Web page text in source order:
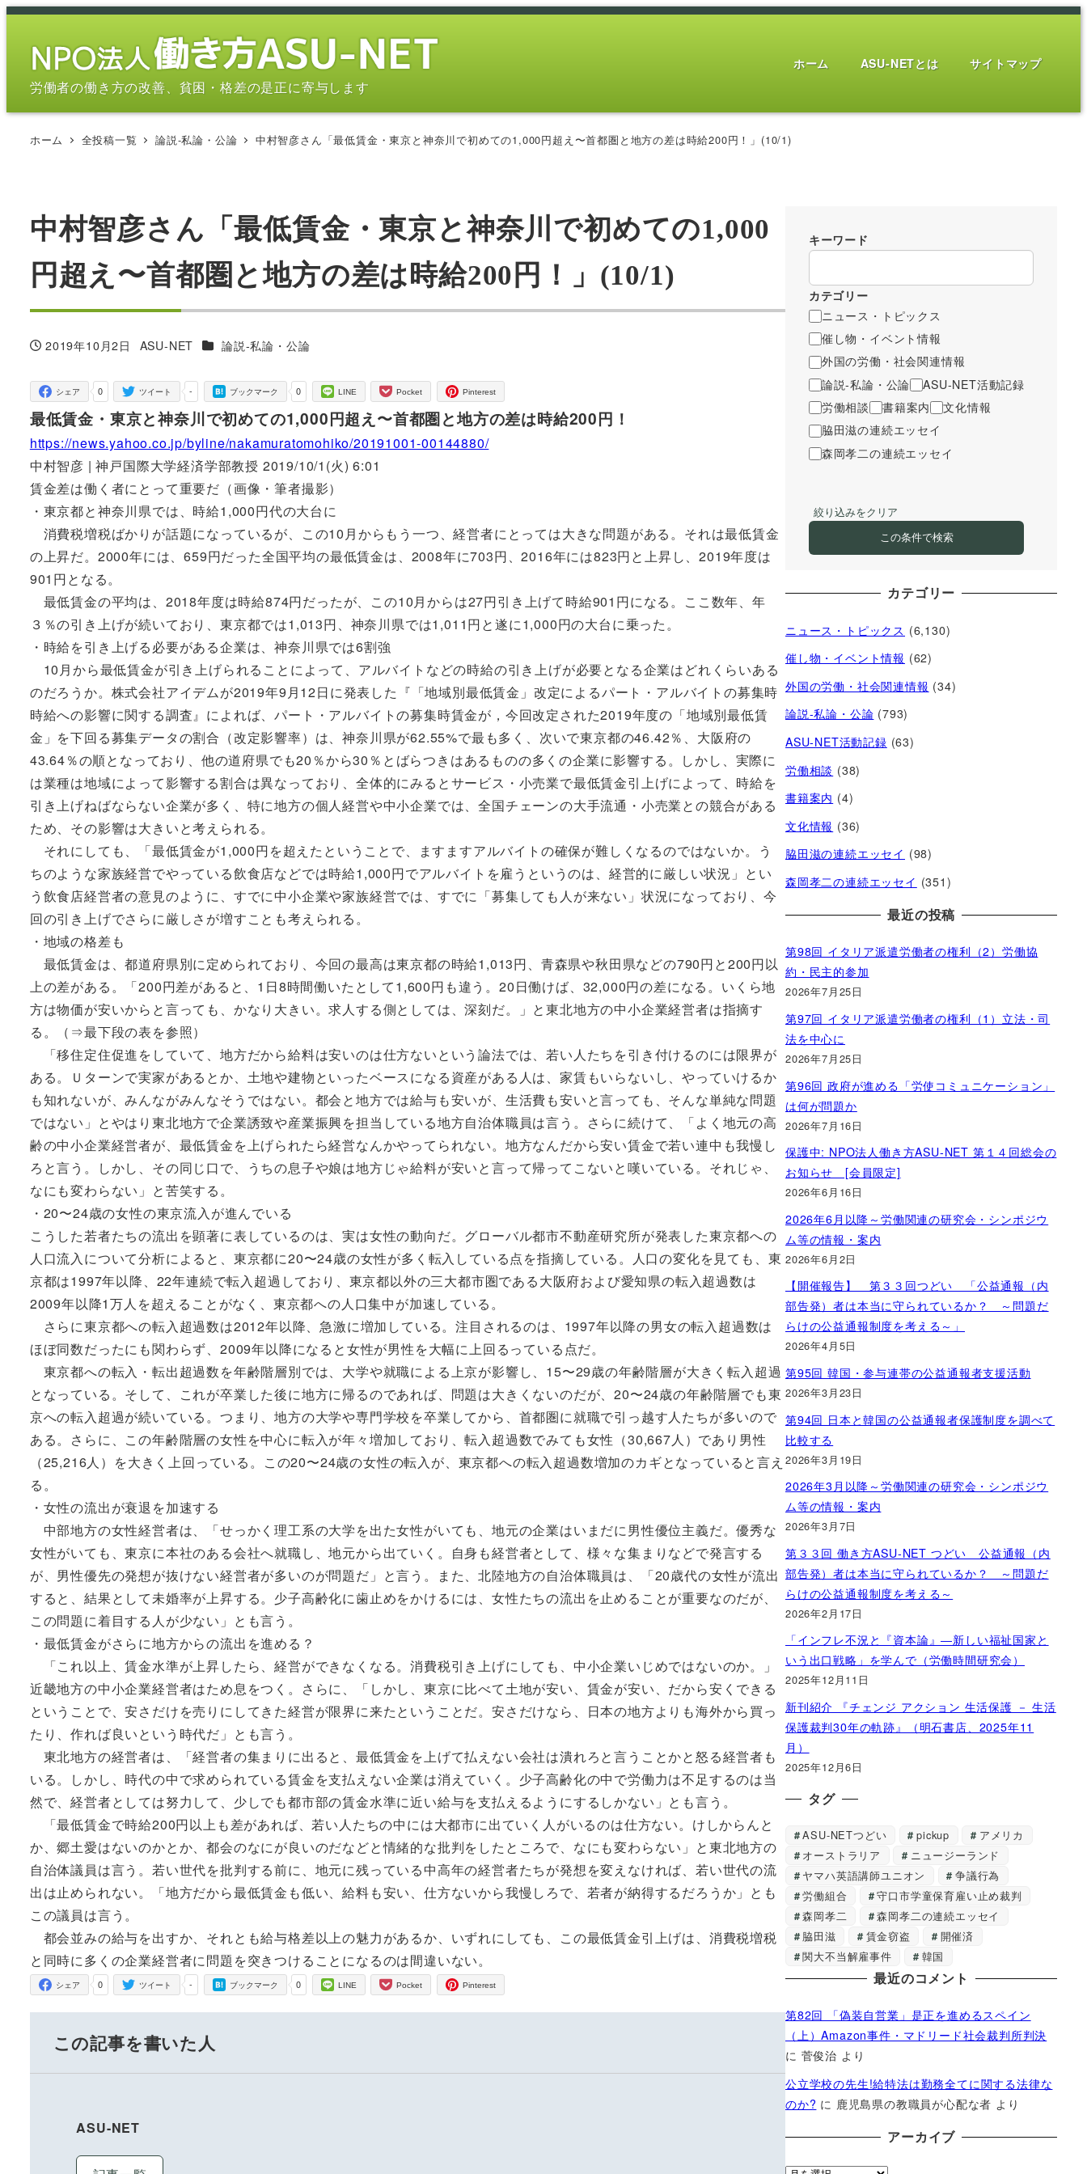
メ
労働者の働き方の改善、貧困・格差の是正に寄与します
ホーム ASU-NETとは サイトマップ
ホーム 全投稿一覧 論説-私論・公論 中村智彦さん「最低賃金・東京と神奈川で初めての1,000円超え〜首都圏と地方の差は時給200円！」(10/1)
中村智彦さん「最低賃金・東京と神奈川で初めての1,000
円超え〜首都圏と地方の差は時給200円！」(10/1)
投稿日
2019年10月2日
著
ASU-NET カテゴリー
論説-私論・公論
0
シェア -
ツイート 0
ブックマーク LINE Pocket Pinterest
最低賃金・東京と神奈川で初めての1,000円超え〜首都圏と地方の差は時給200円！
https://news.yahoo.co.jp/byline/nakamuratomohiko/20191001-00144880/
中村智彦 | 神戸国際大学経済学部教授 2019/10/1(火) 6:01
賃金差は働く者にとって重要だ（画像・筆者撮影）
・東京都と神奈川県では、時給1,000円代の大台に
消費税増税ばかりが話題になっているが、この10月からもう一つ、経営者にとっては大きな問題がある。それは最低賃金
の上昇だ。2000年には、659円だった全国平均の最低賃金は、2008年に703円、2016年には823円と上昇し、2019年度は
901円となる。
最低賃金の平均は、2018年度は時給874円だったが、この10月からは27円引き上げて時給901円になる。ここ数年、年
３％の引き上げが続いており、東京都では1,013円、神奈川県では1,011円と遂に1,000円の大台に乗った。
・時給を引き上げる必要がある企業は、神奈川県では6割強
10月から最低賃金が引き上げられることによって、アルバイトなどの時給の引き上げが必要となる企業はどれくらいある
のだろうか。株式会社アイデムが2019年9月12日に発表した『「地域別最低賃金」改定によるパート・アルバイトの募集時
時給への影響に関する調査』によれば、パート・アルバイトの募集時賃金が，今回改定された2019年度の「地域別最低賃
金」を下回る募集データの割合（改定影響率）は、神奈川県が62.55%で最も多く、次いで東京都の46.42％、大阪府の
43.64％の順となっており、他の道府県でも20％から30％とばらつきはあるものの多くの企業に影響する。しかし、実際に
は業種は地域によって影響する割合は異なっており、全体的にみるとサービス・小売業で最低賃金引上げによって、時給を
引き上げねばならない企業が多く、特に地方の個人経営や中小企業では、全国チェーンの大手流通・小売業との競合がある
ため、その影響は大きいと考えられる。
それにしても、「最低賃金が1,000円を超えたということで、ますますアルバイトの確保が難しくなるのではないか。う
ちのような家族経営でやっている飲食店などでは時給1,000円でアルバイトを雇うというのは、経営的に厳しい状況」とい
う飲食店経営者の意見のように、すでに中小企業や家族経営では、すでに「募集しても人が来ない」状況になっており、今
回の引き上げでさらに厳しさが増すことも考えられる。
・地域の格差も
最低賃金は、都道府県別に定められており、今回の最高は東京都の時給1,013円、青森県や秋田県などの790円と200円以
上の差がある。「200円差があると、1日8時間働いたとして1,600円も違う。20日働けば、32,000円の差になる。いくら地
方は物価が安いからと言っても、かなり大きい。求人する側としては、深刻だ。」と東北地方の中小企業経営者は指摘す
る。（⇒最下段の表を参照）
「移住定住促進をしていて、地方だから給料は安いのは仕方ないという論法では、若い人たちを引き付けるのには限界が
ある。Ｕターンで実家があるとか、土地や建物といったベースになる資産がある人は、家賃もいらないし、やっていけるか
も知れないが、みんながみんなそうではない。都会と地方では給与も安いが、生活費も安いと言っても、そんな単純な問題
ではない」とやはり東北地方で企業誘致や産業振興を担当している地方自治体職員は言う。さらに続けて、「よく地元の高
齢の中小企業経営者が、最低賃金を上げられたら経営なんかやってられない。地方なんだから安い賃金で若い連中も我慢し
ろと言う。しかし、その同じ口で、うちの息子や娘は地方じゃ給料が安いと言って帰ってこないと嘆いている。それじゃ、
なにも変わらない」と苦笑する。
・20〜24歳の女性の東京流入が進んでいる
こうした若者たちの流出を顕著に表しているのは、実は女性の動向だ。グローバル都市不動産研究所が発表した東京都への
人口流入について分析によると、東京都に20〜24歳の女性が多く転入している点を指摘している。人口の変化を見ても、東
京都は1997年以降、22年連続で転入超過しており、東京都以外の三大都市圏である大阪府および愛知県の転入超過数は
2009年以降1万人を超えることがなく、東京都への人口集中が加速している。
さらに東京都への転入超過数は2012年以降、急激に増加している。注目されるのは、1997年以降の男女の転入超過数は
ほぼ同数だったにも関わらず、2009年以降になると女性が男性を大幅に上回るっている点だ。
東京都への転入・転出超過数を年齢階層別では、大学や就職による上京が影響し、15〜29歳の年齢階層が大きく転入超過
となっている。そして、これが卒業した後に地方に帰るのであれば、問題は大きくないのだが、20〜24歳の年齢階層でも東
京への転入超過が続いている。つまり、地方の大学や専門学校を卒業してから、首都圏に就職で引っ越す人たちが多いので
ある。さらに、この年齢階層の女性を中心に転入が年々増加しており、転入超過数でみても女性（30,667人）であり男性
（25,216人）を大きく上回っている。この20〜24歳の女性の転入が、東京都への転入超過数増加のカギとなっていると言え
る。
・女性の流出が衰退を加速する
中部地方の女性経営者は、「せっかく理工系の大学を出た女性がいても、地元の企業はいまだに男性優位主義だ。優秀な
女性がいても、東京に本社のある会社へ就職し、地元から出ていく。自身も経営者として、様々な集まりなどで発言する
が、男性優先の発想が抜けない経営者が多いのが問題だ」と言う。また、北陸地方の自治体職員は、「20歳代の女性が流出
すると、結果として未婚率が上昇する。少子高齢化に歯止めをかけるには、女性たちの流出を止めることが重要なのだが、
この問題に着目する人が少ない」とも言う。
・最低賃金がさらに地方からの流出を進める？
「これ以上、賃金水準が上昇したら、経営ができなくなる。消費税引き上げにしても、中小企業いじめではないのか。」
近畿地方の中小企業経営者はため息をつく。さらに、「しかし、東京に比べて土地が安い、賃金が安い、だから安くできる
ということで、安さだけを売りにしてきた経営が限界に来たということだ。安さだけなら、日本の地方よりも海外から買っ
たり、作れば良いという時代だ」とも言う。
東北地方の経営者は、「経営者の集まりに出ると、最低賃金を上げて払えない会社は潰れろと言うことかと怒る経営者も
いる。しかし、時代の中で求められている賃金を支払えない企業は消えていく。少子高齢化の中で労働力は不足するのは当
然で、経営者としては努力して、少しでも都市部の賃金水準に近い給与を支払えるようにするしかない」とも言う。
「最低賃金で時給200円以上も差があれば、若い人たちの中には大都市に出ていく人がいるのは仕方ない。けしからんと
か、郷土愛はないのかとか、都会のなにが良いのだなどと情緒的な批判をしたところで、なにも変わらない」と東北地方の
自治体議員は言う。若い世代を批判する前に、地元に残っている中高年の経営者たちが発想を変えなければ、若い世代の流
出は止められない。「地方だから最低賃金も低い、給料も安い、仕方ないから我慢しろで、若者が納得するだろうか」とも
この議員は言う。
都会並みの給与を出すか、それとも給与格差以上の魅力があるか、いずれにしても、この最低賃金引上げは、消費税増税
と同時に多くの企業経営者に問題を突きつけることになるのは間違いない。
0
シェア -
ツイート 0
ブックマーク LINE Pocket Pinterest
この記事を書いた人
ASU-NET
キーワード
カテゴリー
ニュース・トピックス
催し物・イベント情報
外国の労働・社会関連情報
論説-私論・公論
ASU-NET活動記録
労働相談
書籍案内
文化情報
脇田滋の連続エッセイ
森岡孝二の連続エッセイ
絞り込みをクリア
この条件で検索
カテゴリー
ニュース・トピックス (6,130)
催し物・イベント情報 (62)
外国の労働・社会関連情報 (34)
論説-私論・公論 (793)
ASU-NET活動記録 (63)
労働相談 (38)
書籍案内 (4)
文化情報 (36)
脇田滋の連続エッセイ (98)
森岡孝二の連続エッセイ (351)
最近の投稿
第98回 イタリア派遣労働者の権利（2）労働協
約・民主的参加
2026年7月25日
第97回 イタリア派遣労働者の権利（1）立法・司
法を中心に
2026年7月25日
第96回 政府が進める「労使コミュニケーション」
は何が問題か
2026年7月16日
保護中: NPO法人働き方ASU-NET 第１４回総会の
お知らせ [会員限定]
2026年6月16日
2026年6月以降～労働関連の研究会・シンポジウ
ム等の情報・案内
2026年6月2日
【開催報告】 第３３回つどい 「公益通報（内
部告発）者は本当に守られているか？ ～問題だ
らけの公益通報制度を考える～」
2026年4月5日
第95回 韓国・参与連帯の公益通報者支援活動
2026年3月23日
第94回 日本と韓国の公益通報者保護制度を調べて
比較する
2026年3月19日
2026年3月以降～労働関連の研究会・シンポジウ
ム等の情報・案内
2026年3月7日
第３３回 働き方ASU-NET つどい 公益通報（内
部告発）者は本当に守られているか？ ～問題だ
らけの公益通報制度を考える～
2026年2月17日
「インフレ不況と『資本論』―新しい福祉国家と
いう出口戦略」を学んで（労働時間研究会）
2025年12月11日
新刊紹介 『チェンジ アクション 生活保護 － 生活
保護裁判30年の軌跡』（明石書店、2025年11
月）
2025年12月6日
タグ
ASU-NETつどい pickup
アメリカ
オーストラリア
ニュージーランド
ヤマハ英語講師ユニオン
争議行為
労働組合
守口市学童保育雇い止め裁判
森岡孝二
森岡孝二の連続エッセイ
脇田滋
賃金窃盗
開催済
関大不当解雇事件
韓国
最近のコメント
第82回 「偽装自営業」是正を進めるスペイン
（上）Amazon事件・マドリード社会裁判所判決
に 菅俊治 より
公立学校の先生!給特法は勤務全てに関する法律な
のか? に 鹿児島県の教職員が心配な者 より
アーカイブ